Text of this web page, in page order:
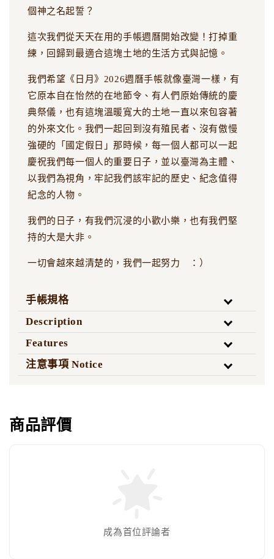
個神之名起誓？
這次我們從天天在用的手帳週曆開始改變！打掉重
練，回歸到最適合這塊土地的生活方式與記憶。
我們希望《日月》2026週曆手帳就像臺灣一樣，有
它原本自在怡然的在地節令、有人們原始傳統的慶
典祭儀，也有這塊溫暖寬大的土地一直以來包容著
的外來文化。我們一起回到沒有殖民者、沒有傲慢
強硬的「國定假日」那時候，每一個人都可以一起
慶祝我們每一個人的重要日子，並以臺灣為主體、
以我們為視角，牢記我們該牢記的歷史、紀念值得
紀念的人物。
我們的日子，有我們沉浸的小歡小樂，也有我們堅
持的大是大非。
一切會越來越清楚的，我們一起努力 ：）
手帳規格
Description
Features
注意事項 Notice
商品評價
成為首位評論者